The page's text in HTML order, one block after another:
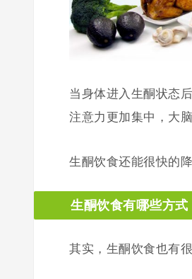
当身体进入生酮状态
注意力更加集中，大
生酮饮食还能很快的降
生酮饮食有哪些方式
其实，生酮饮食也有